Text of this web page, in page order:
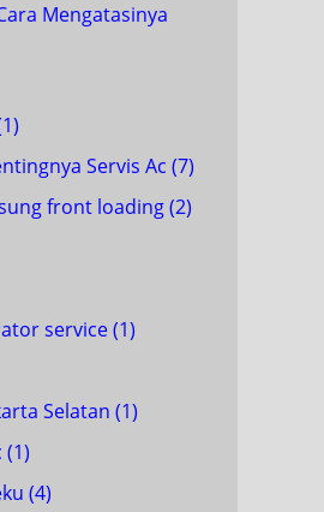
Mengatasinya
Servis Ac (7)
front loading(2)
service(1)
Selatan (1)
(1)
(4)